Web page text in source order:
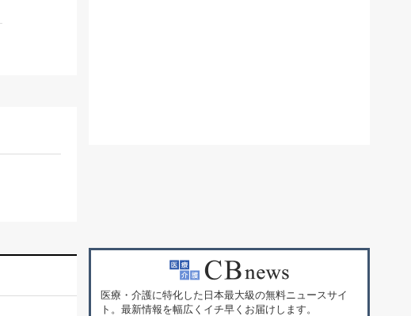
医療・介護に特化した日本最大級の無料ニュースサイ
ト。最新情報を幅広くイチ早くお届けします。